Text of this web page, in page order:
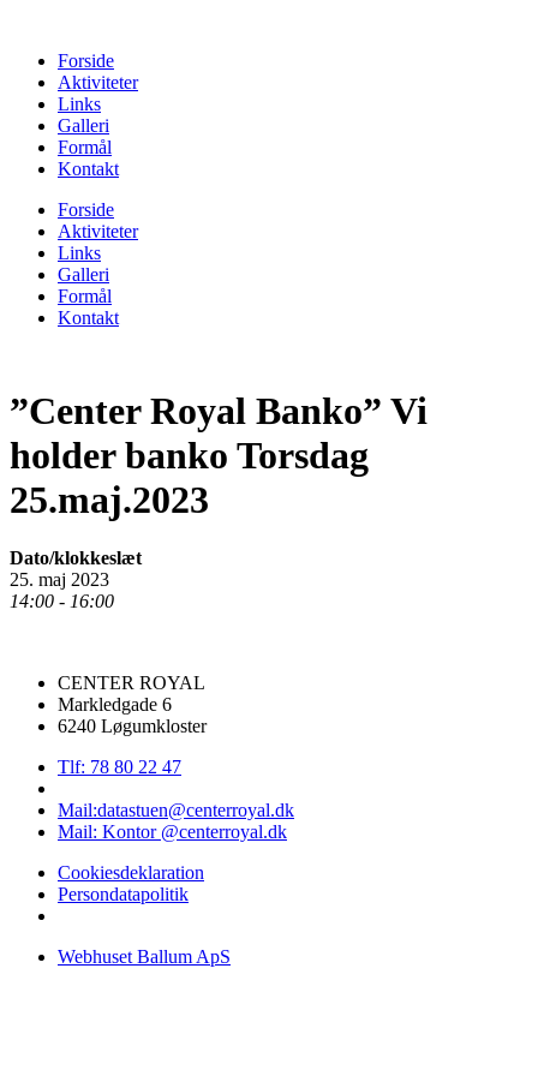
Forside
Aktiviteter
Links
Galleri
Formål
Kontakt
Forside
Aktiviteter
Links
Galleri
Formål
Kontakt
”Center Royal Banko” Vi
holder banko Torsdag
25.maj.2023
Dato/klokkeslæt
25. maj 2023
14:00 - 16:00
CENTER ROYAL
Markledgade 6
6240 Løgumkloster
Tlf: 78 80 22 47
Mail:datastuen@centerroyal.dk
Mail: Kontor @centerroyal.dk
Cookiesdeklaration
Persondatapolitik
Webhuset Ballum ApS